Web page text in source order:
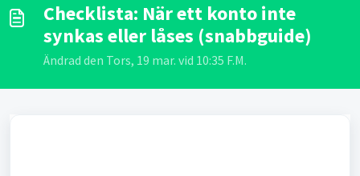
Checklista: När ett konto inte
synkas eller låses (snabbguide)
Ändrad den Tors, 19 mar. vid 10:35 F.M.